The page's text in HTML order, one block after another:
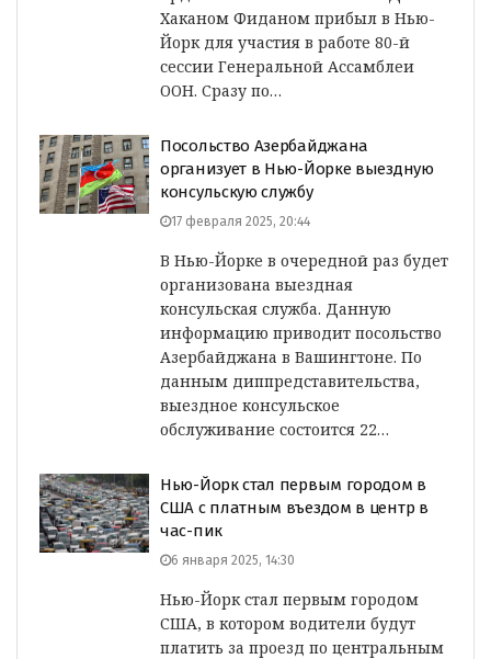
Хаканом Фиданом прибыл в Нью-
Йорк для участия в работе 80-й
сессии Генеральной Ассамблеи
ООН. Сразу по…
Посольство Азербайджана
организует в Нью-Йорке выездную
консульскую службу
17 февраля 2025, 20:44
В Нью-Йорке в очередной раз будет
организована выездная
консульская служба. Данную
информацию приводит посольство
Азербайджана в Вашингтоне. По
данным диппредставительства,
выездное консульское
обслуживание состоится 22…
Нью-Йорк стал первым городом в
США с платным въездом в центр в
час-пик
6 января 2025, 14:30
Нью-Йорк стал первым городом
США, в котором водители будут
платить за проезд по центральным